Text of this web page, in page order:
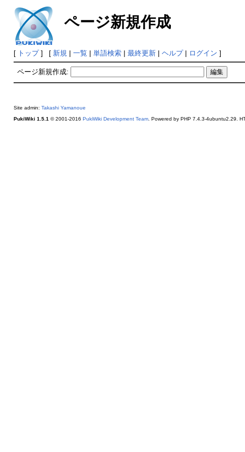
ページ新規作成
[ トップ] [ 新規 | 一覧| 単語検索| 最終更新| ヘルプ| ログイン ]
ページ新規作成:
Site admin: Takashi Yamanoue
PukiWiki 1.5.1 © 2001-2016 PukiWiki Development Team. Powered by PHP 7.4.3-4ubuntu2.29.